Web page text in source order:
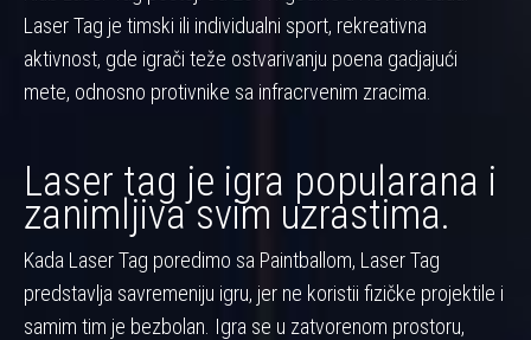
Laser Tag je timski ili individualni sport, rekreativna
aktivnost, gde igrači teže ostvarivanju poena gadjajući
mete, odnosno protivnike sa infracrvenim zracima.
Laser tag je igra popularana i
zanimljiva svim uzrastima.
Kada Laser Tag poredimo sa Paintballom, Laser Tag
predstavlja savremeniju igru, jer ne koristii fizičke projektile i
samim tim je bezbolan. Igra se u zatvorenom prostoru,